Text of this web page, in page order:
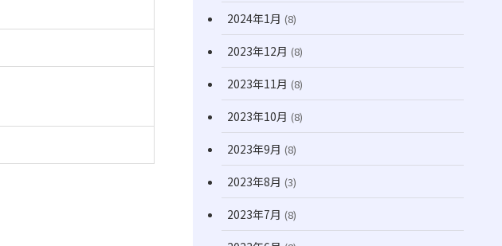
2024年1月 (8)
2023年12月 (8)
2023年11月 (8)
2023年10月 (8)
2023年9月 (8)
2023年8月 (3)
2023年7月 (8)